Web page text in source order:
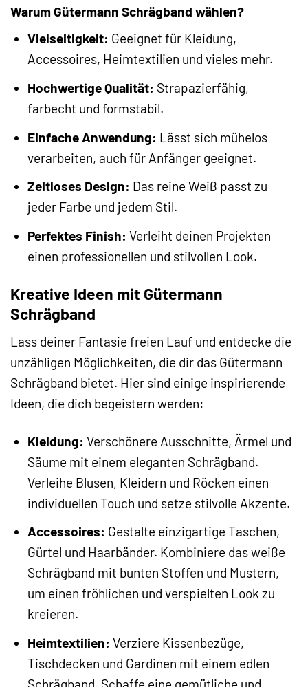
Warum Gütermann Schrägband wählen?
Vielseitigkeit: Geeignet für Kleidung,
Accessoires, Heimtextilien und vieles mehr.
Hochwertige Qualität: Strapazierfähig,
farbecht und formstabil.
Einfache Anwendung: Lässt sich mühelos
verarbeiten, auch für Anfänger geeignet.
Zeitloses Design: Das reine Weiß passt zu
jeder Farbe und jedem Stil.
Perfektes Finish: Verleiht deinen Projekten
einen professionellen und stilvollen Look.
Kreative Ideen mit Gütermann
Schrägband
Lass deiner Fantasie freien Lauf und entdecke die
unzähligen Möglichkeiten, die dir das Gütermann
Schrägband bietet. Hier sind einige inspirierende
Ideen, die dich begeistern werden:
Kleidung: Verschönere Ausschnitte, Ärmel und
Säume mit einem eleganten Schrägband.
Verleihe Blusen, Kleidern und Röcken einen
individuellen Touch und setze stilvolle Akzente.
Accessoires: Gestalte einzigartige Taschen,
Gürtel und Haarbänder. Kombiniere das weiße
Schrägband mit bunten Stoffen und Mustern,
um einen fröhlichen und verspielten Look zu
kreieren.
Heimtextilien: Verziere Kissenbezüge,
Tischdecken und Gardinen mit einem edlen